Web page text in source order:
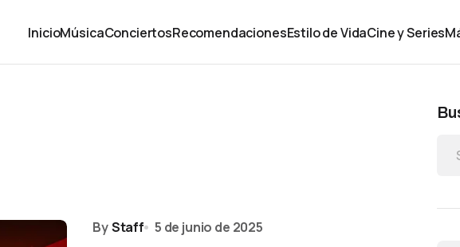
InicioMúsicaConciertosRecomendacionesEstilo de VidaCine y Series
ByStaff 5 de junio de 2025